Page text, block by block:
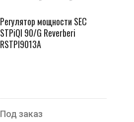
Регулятор мощности SEC
STPiQI 90/G Reverberi
RSTPI9013A
Под заказ